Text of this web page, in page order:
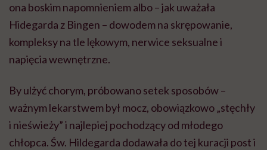
ona boskim napomnieniem albo – jak uważała
Hidegarda z Bingen – dowodem na skrępowanie,
kompleksy na tle lękowym, nerwice seksualne i
napięcia wewnętrzne.
By ulżyć chorym, próbowanosetek sposobów –
ważnym lekarstwem był mocz, obowiązkowo „stęchły
i nieświeży” i najlepiej pochodzący od młodego
chłopca. Św. Hildegarda dodawała do tej kuracji post i